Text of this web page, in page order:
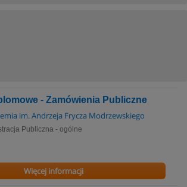
- Zamówienia Publiczne
im. Andrzeja Frycza Modrzewskiego
Publiczna - ogólne
Więcej informacji